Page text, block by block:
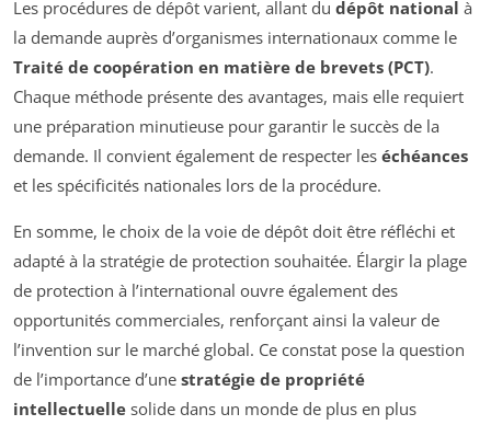
Les procédures de dépôt varient, allant du dépôt national à
la demande auprès d’organismes internationaux comme le
Traité de coopération en matière de brevets (PCT).
Chaque méthode présente des avantages, mais elle requiert
une préparation minutieuse pour garantir le succès de la
demande. Il convient également de respecter les échéances
et les spécificités nationales lors de la procédure.
En somme, le choix de la voie de dépôt doit être réfléchi et
adapté à la stratégie de protection souhaitée. Élargir la plage
de protection à l’international ouvre également des
opportunités commerciales, renforçant ainsi la valeur de
l’invention sur le marché global. Ce constat pose la question
de l’importance d’une stratégie de propriété
intellectuelle solide dans un monde de plus en plus